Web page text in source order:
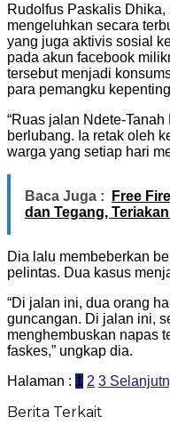
Rudolfus Paskalis
mengeluhkan secara
yang juga aktivis sosial
pada akun facebook
tersebut menjadi
para pemangku
“Ruas jalan Ndete-
berlubang. Ia retak oleh
warga yang setiap hari
Baca Juga :
Free
dan Tegang,
Dia lalu membeberkan
pelintas. Dua kasus
“Di jalan ini, dua orang
guncangan. Di jalan ini,
menghembuskan napas
faskes,” ungkap dia.
Halaman : 1 2 3
Berita Terkait